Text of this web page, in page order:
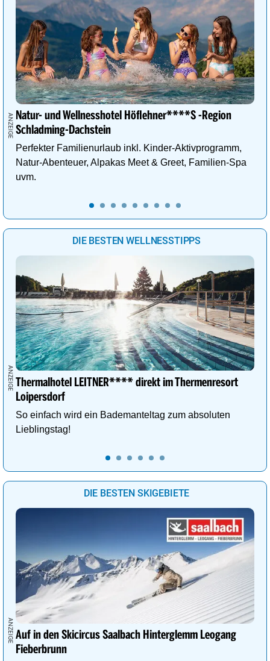
Natur- und Wellnesshotel Höflehner****S -Region
Schladming-Dachstein
Perfekter Familienurlaub inkl. Kinder-Aktivprogramm,
Natur-Abenteuer, Alpakas Meet & Greet, Familien-Spa
uvm.
DIE BESTEN WELLNESSTIPPS
Thermalhotel LEITNER**** direkt im Thermenresort
Loipersdorf
So einfach wird ein Bademanteltag zum absoluten
Lieblingstag!
DIE BESTEN SKIGEBIETE
Auf in den Skicircus Saalbach Hinterglemm Leogang
Fieberbrunn